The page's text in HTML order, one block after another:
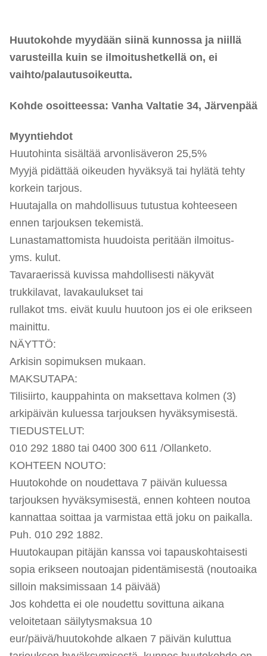
Huutokohde myydään siinä kunnossa ja niillä
varusteilla kuin se ilmoitushetkellä on, ei
vaihto/palautusoikeutta.
Kohde osoitteessa: Vanha Valtatie 34, Järvenpää
Myyntiehdot
Huutohinta sisältää arvonlisäveron 25,5%
Myyjä pidättää oikeuden hyväksyä tai hylätä tehty
korkein tarjous.
Huutajalla on mahdollisuus tutustua kohteeseen
ennen tarjouksen tekemistä.
Lunastamattomista huudoista peritään ilmoitus-
yms. kulut.
Tavaraerissä kuvissa mahdollisesti näkyvät
trukkilavat, lavakaulukset tai
rullakot tms. eivät kuulu huutoon jos ei ole erikseen
mainittu.
NÄYTTÖ:
Arkisin sopimuksen mukaan.
MAKSUTAPA:
Tilisiirto, kauppahinta on maksettava kolmen (3)
arkipäivän kuluessa tarjouksen hyväksymisestä.
TIEDUSTELUT:
010 292 1880 tai 0400 300 611 /Ollanketo.
KOHTEEN NOUTO:
Huutokohde on noudettava 7 päivän kuluessa
tarjouksen hyväksymisestä, ennen kohteen noutoa
kannattaa soittaa ja varmistaa että joku on paikalla.
Puh. 010 292 1882.
Huutokaupan pitäjän kanssa voi tapauskohtaisesti
sopia erikseen noutoajan pidentämisestä (noutoaika
silloin maksimissaan 14 päivää)
Jos kohdetta ei ole noudettu sovittuna aikana
veloitetaan säilytysmaksua 10
eur/päivä/huutokohde alkaen 7 päivän kuluttua